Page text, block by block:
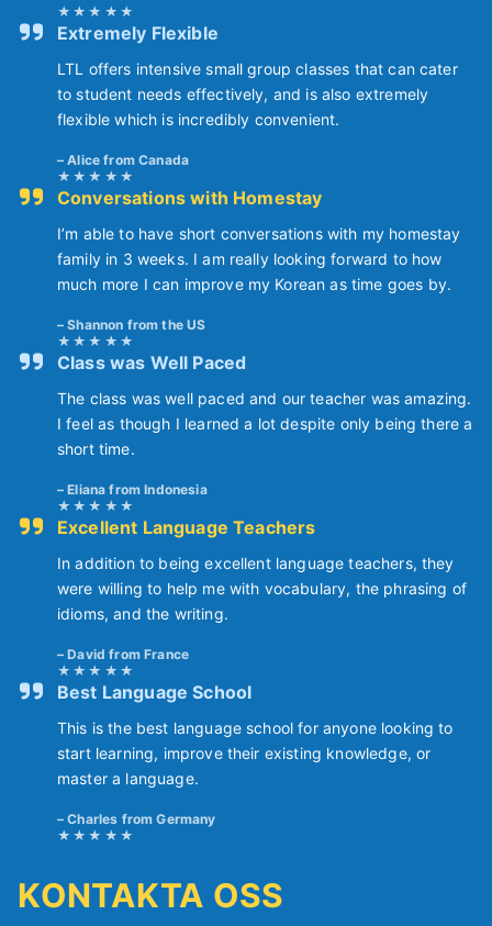
Extremely Flexible
LTL offers intensive small group classes that can cater
to student needs effectively, and is also extremely
flexible which is incredibly convenient.
Alice from Canada
Conversations with Homestay
I’m able to have short conversations with my homestay
family in 3 weeks. I am really looking forward to how
much more I can improve my Korean as time goes by.
Shannon from the US
Class was Well Paced
The class was well paced and our teacher was amazing.
I feel as though I learned a lot despite only being there a
short time.
Eliana from Indonesia
Excellent Language Teachers
In addition to being excellent language teachers, they
were willing to help me with vocabulary, the phrasing of
idioms, and the writing.
David from France
Best Language School
This is the best language school for anyone looking to
start learning, improve their existing knowledge, or
master a language.
Charles from Germany
KONTAKTA OSS